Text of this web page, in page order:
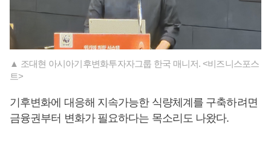
▲ 조대현 아시아기후변화투자자그룹 한국 매니저. <비즈니스포스
트>
기후변화에 대응해 지속가능한 식량체계를 구축하려면
금융권부터 변화가 필요하다는 목소리도 나왔다.